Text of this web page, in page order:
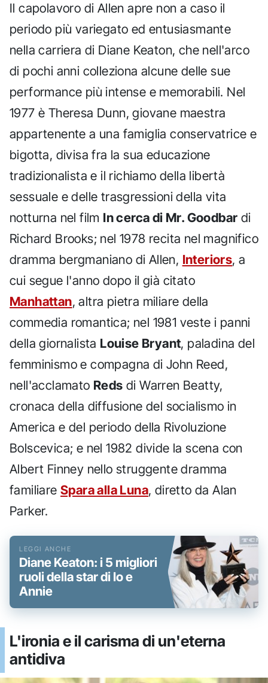
Il capolavoro di Allen apre non a caso il
periodo più variegato ed entusiasmante
nella carriera di Diane Keaton, che nell'arco
di pochi anni colleziona alcune delle sue
performance più intense e memorabili. Nel
1977 è Theresa Dunn, giovane maestra
appartenente a una famiglia conservatrice e
bigotta, divisa fra la sua educazione
tradizionalista e il richiamo della libertà
sessuale e delle trasgressioni della vita
notturna nel film In cerca di Mr. Goodbar di
Richard Brooks; nel 1978 recita nel magnifico
dramma bergmaniano di Allen, Interiors, a
cui segue l'anno dopo il già citato
Manhattan, altra pietra miliare della
commedia romantica; nel 1981 veste i panni
della giornalista Louise Bryant, paladina del
femminismo e compagna di John Reed,
nell'acclamato Reds di Warren Beatty,
cronaca della diffusione del socialismo in
America e del periodo della Rivoluzione
Bolscevica; e nel 1982 divide la scena con
Albert Finney nello struggente dramma
familiareSpara alla Luna, diretto da Alan
Parker.
Diane Keaton: i 5 migliori
ruoli della star di Io e
Annie
L'ironia e il carisma di un'eterna
antidiva